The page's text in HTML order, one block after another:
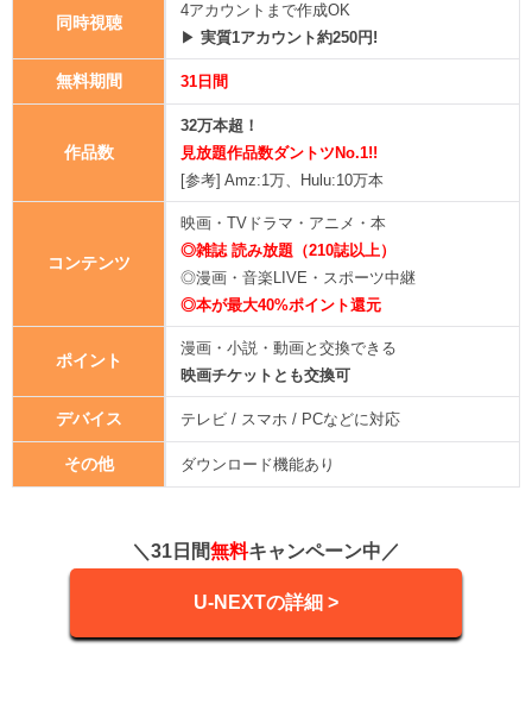
同時視聴
4アカウントまで作成OK
▶ 実質1アカウント約250円!
無料期間 31日間
作品数
32万本超！
見放題作品数ダントツNo.1!!
[参考] Amz:1万、Hulu:10万本
コンテンツ
映画・TVドラマ・アニメ・本
◎雑誌 読み放題（210誌以上）
◎漫画・音楽LIVE・スポーツ中継
◎本が最大40%ポイント還元
ポイント
漫画・小説・動画と交換できる
映画チケットとも交換可
デバイス テレビ / スマホ / PCなどに対応
その他 ダウンロード機能あり
＼31日間無料キャンペーン中／
U-NEXTの詳細 >